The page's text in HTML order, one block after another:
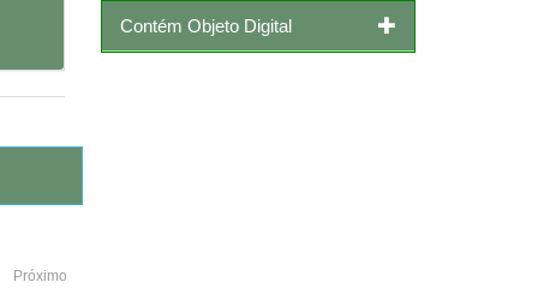
Próximo
Contém Objeto Digital